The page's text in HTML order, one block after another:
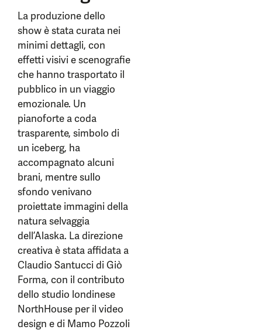
La produzione dello
show è stata curata nei
minimi dettagli, con
effetti visivi e scenografie
che hanno trasportato il
pubblico in un viaggio
emozionale. Un
pianoforte a coda
trasparente, simbolo di
un iceberg, ha
accompagnato alcuni
brani, mentre sullo
sfondo venivano
proiettate immagini della
natura selvaggia
dell’Alaska. La direzione
creativa è stata affidata a
Claudio Santucci di Giò
Forma, con il contributo
dello studio londinese
NorthHouse per il video
design e di Mamo Pozzoli